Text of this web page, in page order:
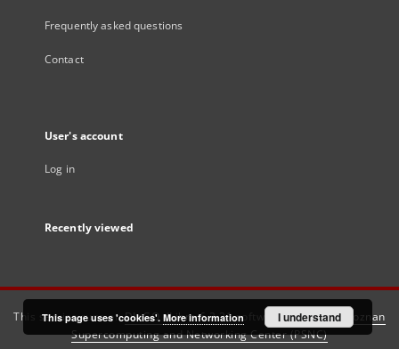
Frequently asked questions
Contact
User's account
Log in
Recently viewed
This service runs onDInGO dLibra 6.3.21software created by
Poznan
Supercomputing and Networking Center (PSNC)
This page uses 'cookies'. More information I understand